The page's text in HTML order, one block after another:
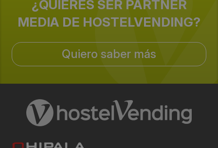
Hamburg Messe und Congress GmbH
alimentación, café, tecnología, cocina, bebidas,
¿QUIERES SER PARTNER
MEDIA DE HOSTELVENDING?
Quiero saber más